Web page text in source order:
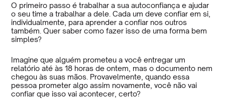
O primeiro passo é trabalhar a sua autoconfiança e ajudar
o seu time a trabalhar a dele. Cada um deve confiar em si,
individualmente, para aprender a confiar nos outros
também. Quer saber como fazer isso de uma forma bem
simples?
Imagine que alguém prometeu a você entregar um
relatório até às 18 horas de ontem, mas o documento nem
chegou às suas mãos. Provavelmente, quando essa
pessoa prometer algo assim novamente, você não vai
confiar que isso vai acontecer, certo?